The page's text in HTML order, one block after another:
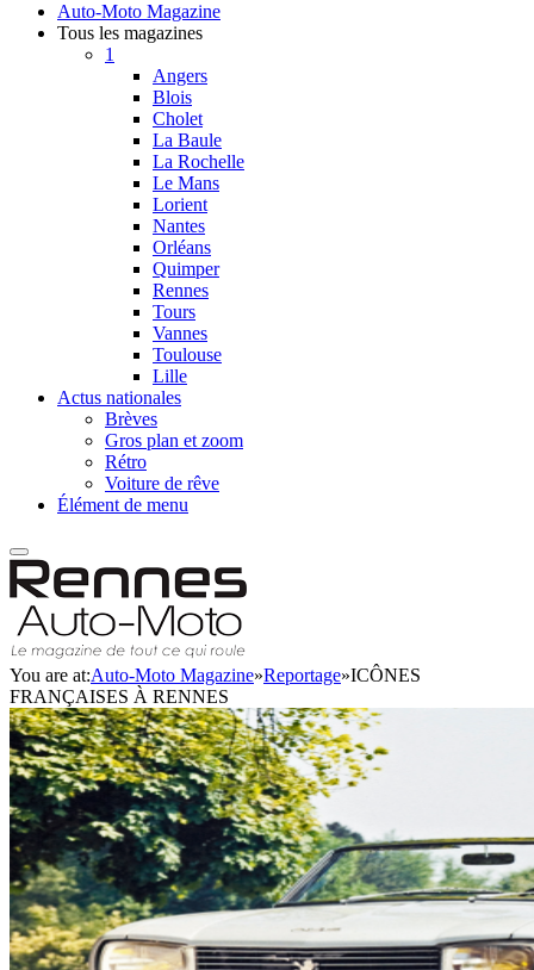
Auto-Moto Magazine
Tous les magazines
1
Angers
Blois
Cholet
La Baule
La Rochelle
Le Mans
Lorient
Nantes
Orléans
Quimper
Rennes
Tours
Vannes
Toulouse
Lille
Actus nationales
Brèves
Gros plan et zoom
Rétro
Voiture de rêve
Élément de menu
You are at:Auto-Moto Magazine»Reportage»ICÔNES
FRANÇAISES À RENNES